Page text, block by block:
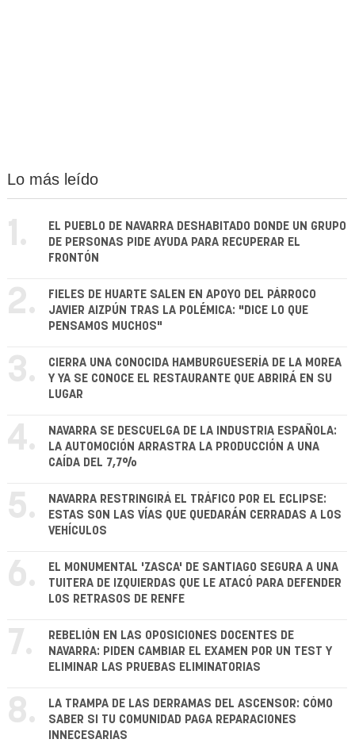
Lo más leído
1.
EL PUEBLO DE NAVARRA DESHABITADO DONDE UN GRUPO
DE PERSONAS PIDE AYUDA PARA RECUPERAR EL
FRONTÓN
2.
FIELES DE HUARTE SALEN EN APOYO DEL PÁRROCO
JAVIER AIZPÚN TRAS LA POLÉMICA: "DICE LO QUE
PENSAMOS MUCHOS"
3.
CIERRA UNA CONOCIDA HAMBURGUESERÍA DE LA MOREA
Y YA SE CONOCE EL RESTAURANTE QUE ABRIRÁ EN SU
LUGAR
4.
NAVARRA SE DESCUELGA DE LA INDUSTRIA ESPAÑOLA:
LA AUTOMOCIÓN ARRASTRA LA PRODUCCIÓN A UNA
CAÍDA DEL 7,7%
5.
NAVARRA RESTRINGIRÁ EL TRÁFICO POR EL ECLIPSE:
ESTAS SON LAS VÍAS QUE QUEDARÁN CERRADAS A LOS
VEHÍCULOS
6.
EL MONUMENTAL 'ZASCA' DE SANTIAGO SEGURA A UNA
TUITERA DE IZQUIERDAS QUE LE ATACÓ PARA DEFENDER
LOS RETRASOS DE RENFE
7.
REBELIÓN EN LAS OPOSICIONES DOCENTES DE
NAVARRA: PIDEN CAMBIAR EL EXAMEN POR UN TEST Y
ELIMINAR LAS PRUEBAS ELIMINATORIAS
8.
LA TRAMPA DE LAS DERRAMAS DEL ASCENSOR: CÓMO
SABER SI TU COMUNIDAD PAGA REPARACIONES
INNECESARIAS